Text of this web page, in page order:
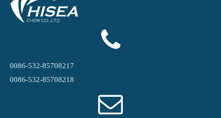
0086-532-85708217
0086-532-85708218